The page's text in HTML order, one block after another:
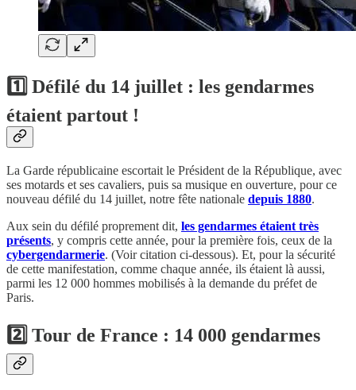
1️⃣ Défilé du 14 juillet : les gendarmes
étaient partout !
La Garde républicaine escortait le Président de la République, avec
ses motards et ses cavaliers, puis sa musique en ouverture, pour ce
nouveau défilé du 14 juillet, notre fête nationale depuis 1880.
Aux sein du défilé proprement dit, les gendarmes étaient très
présents, y compris cette année, pour la première fois, ceux de la
cybergendarmerie. (Voir citation ci-dessous). Et, pour la sécurité
de cette manifestation, comme chaque année, ils étaient là aussi,
parmi les 12 000 hommes mobilisés à la demande du préfet de
Paris.
2️⃣ Tour de France : 14 000 gendarmes